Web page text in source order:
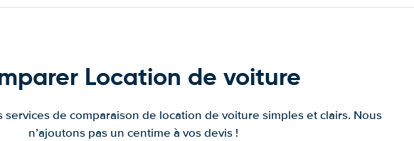
Location de voiture
de comparaison de location de voiture simples et clairs. Nous
n’ajoutons pas un centime à vos devis !